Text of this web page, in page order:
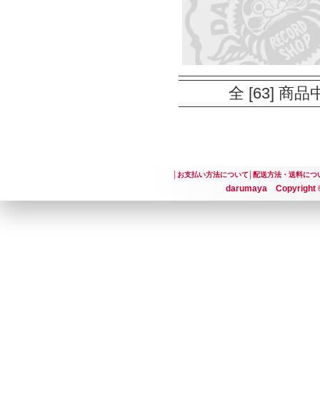
全 [63] 商
お支払い方法について│ 配送方法・送料につ
darumaya Copyright